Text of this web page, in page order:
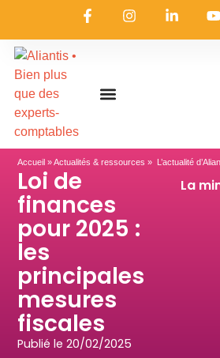
Accueil »Actualités & ressources » L’actualité
Loi de
finances
pour 2025 :
les
principales
mesures
fiscales
Publié le20/02/2025
La